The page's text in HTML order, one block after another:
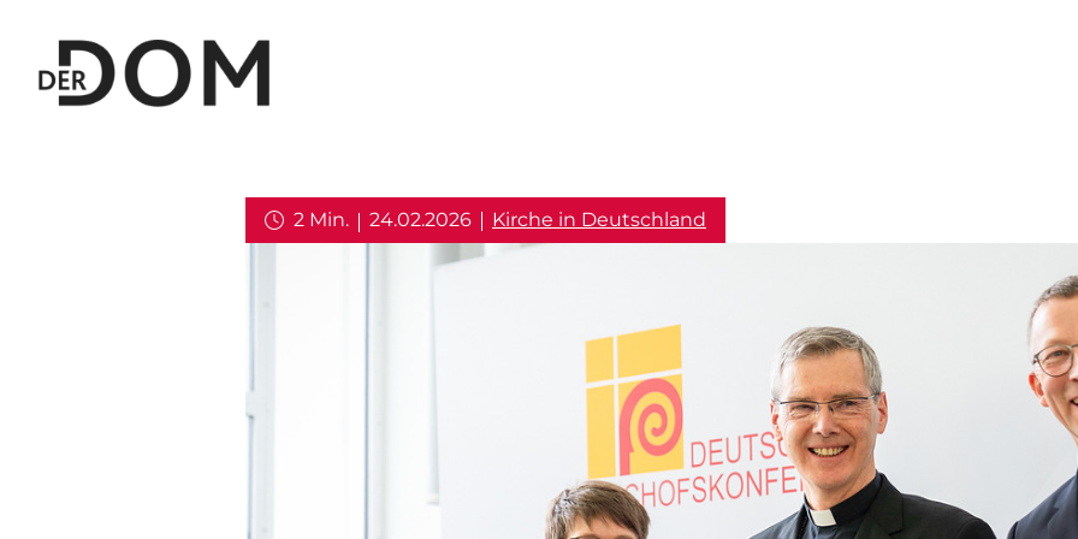
2 Min. 24.02.2026 Kirche in Deutschland